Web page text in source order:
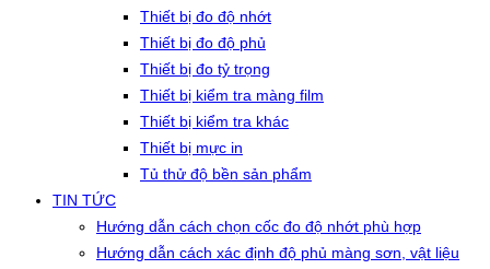
Thiết bị đo độ nhớt
Thiết bị đo độ phủ
Thiết bị đo tỷ trọng
Thiết bị kiểm tra màng film
Thiết bị kiểm tra khác
Thiết bị mực in
Tủ thử độ bền sản phẩm
TIN TỨC
Hướng dẫn cách chọn cốc đo độ nhớt phù hợp
Hướng dẫn cách xác định độ phủ màng sơn, vật liệu